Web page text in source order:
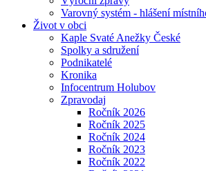
Varovný systém - hlášení
Život v obci
Kaple Svaté Anežky České
Spolky a sdružení
Podnikatelé
Kronika
Infocentrum Holubov
Zpravodaj
Ročník 2026
Ročník 2025
Ročník 2024
Ročník 2023
Ročník 2022